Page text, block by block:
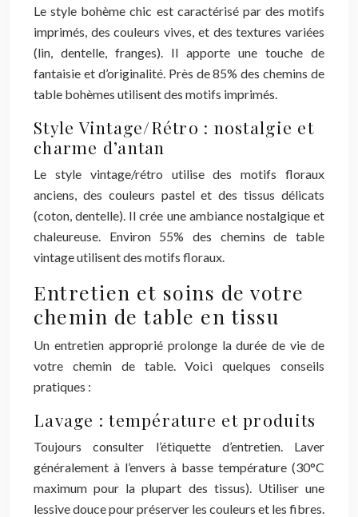
Le style bohème chic est caractérisé par des motifs
imprimés, des couleurs vives, et des textures variées
(lin, dentelle, franges). Il apporte une touche de
fantaisie et d’originalité. Près de 85% des chemins de
table bohèmes utilisent des motifs imprimés.
Style Vintage/Rétro : nostalgie et
charme d’antan
Le style vintage/rétro utilise des motifs floraux
anciens, des couleurs pastel et des tissus délicats
(coton, dentelle). Il crée une ambiance nostalgique et
chaleureuse. Environ 55% des chemins de table
vintage utilisent des motifs floraux.
Entretien et soins de votre
chemin de table en tissu
Un entretien approprié prolonge la durée de vie de
votre chemin de table. Voici quelques conseils
pratiques :
Lavage : température et produits
Toujours consulter l’étiquette d’entretien. Laver
généralement à l’envers à basse température (30°C
maximum pour la plupart des tissus). Utiliser une
lessive douce pour préserver les couleurs et les fibres.